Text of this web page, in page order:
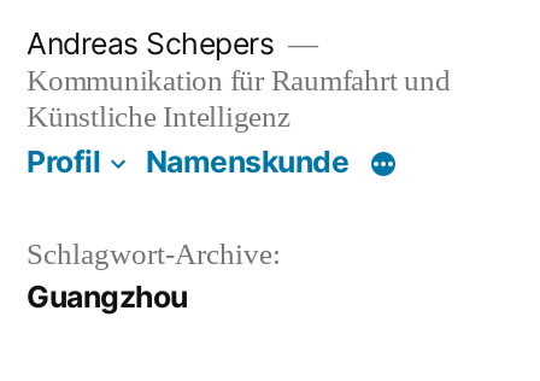
Inhalt
springen
Andreas Schepers
Kommunikation für Raumfahrt und
Künstliche Intelligenz
Profil Namenskunde
Schlagwort-Archive:
Guangzhou